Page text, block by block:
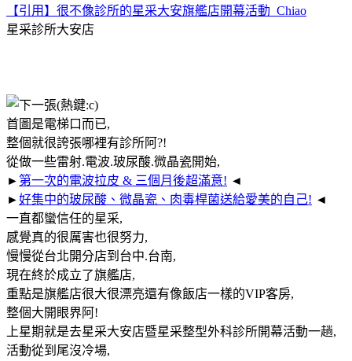
【引用】很不像診所的星采大安旗艦店開幕活動_Chiao
星采診所大安店
首圖是電梯口而已,
整個就很誇張哪裡有診所阿?!
從做一些雷射.電波.玻尿酸.微晶瓷開始,
►第一次的電波拉皮 & 三個月後超滿意! ◄
►好集中的玻尿酸、微晶瓷、肉毒桿菌送給愛美的自己! ◄
一直都蠻信任的星采,
感覺真的很厲害也很努力,
慢慢從台北開分店到台中.台南,
現在終於成立了旗艦店,
重點是旗艦店很大很漂亮還有像飯店一樣的VIP客房,
整個大開眼界阿!
上星期就是去星采大安店暨星采整型外科診所開幕活動一趟,
活動從到尾沒冷場,